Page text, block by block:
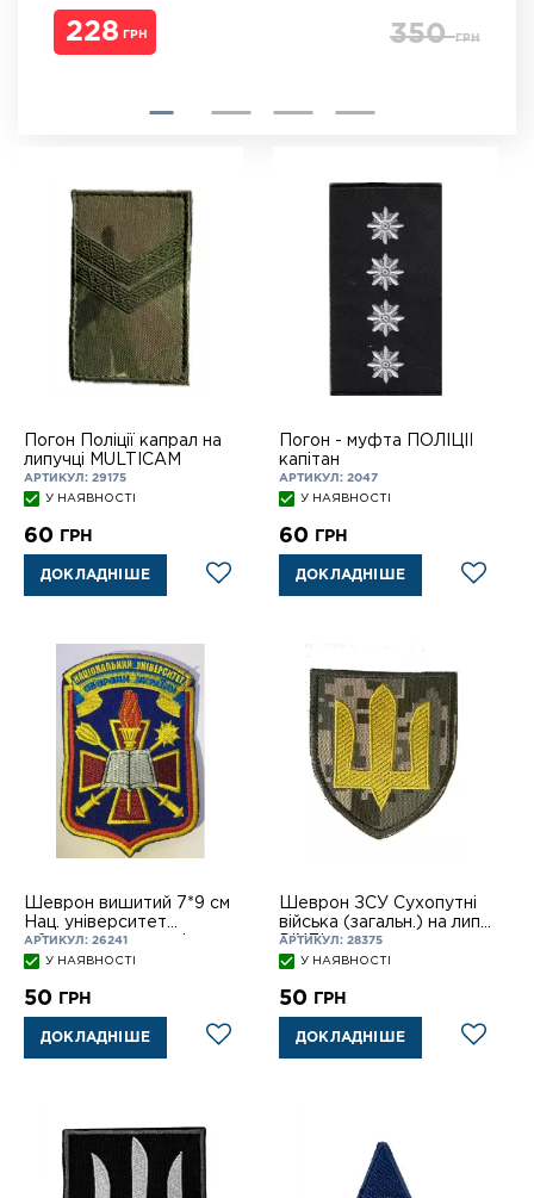
228 ГРН 350ГРН
ГРН
ГРН ГРН
ГРН
Погон Поліції капрал на
липучці MULTICAM
АРТИКУЛ: 29175
У НАЯВНОСТІ
60 ГРН
ДОКЛАДНІШЕ
Погон - муфта ПОЛІЦІЇ
капітан
АРТИКУЛ: 2047
У НАЯВНОСТІ
60 ГРН
ДОКЛАДНІШЕ
Шеврон вишитий 7*9 см
Нац. університет
оборони на липучці,
кольоровий
АРТИКУЛ: 26241
У НАЯВНОСТІ
50 ГРН
ДОКЛАДНІШЕ
Шеврон ЗСУ Сухопутні
війська (загальн.) на лип.
PIXEL
АРТИКУЛ: 28375
У НАЯВНОСТІ
50 ГРН
ДОКЛАДНІШЕ